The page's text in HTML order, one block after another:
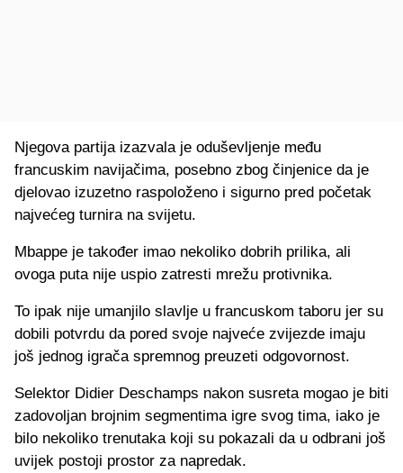
Njegova partija izazvala je oduševljenje među
francuskim navijačima, posebno zbog činjenice da je
djelovao izuzetno raspoloženo i sigurno pred početak
najvećeg turnira na svijetu.
Mbappe je također imao nekoliko dobrih prilika, ali
ovoga puta nije uspio zatresti mrežu protivnika.
To ipak nije umanjilo slavlje u francuskom taboru jer su
dobili potvrdu da pored svoje najveće zvijezde imaju
još jednog igrača spremnog preuzeti odgovornost.
Selektor Didier Deschamps nakon susreta mogao je biti
zadovoljan brojnim segmentima igre svog tima, iako je
bilo nekoliko trenutaka koji su pokazali da u odbrani još
uvijek postoji prostor za napredak.